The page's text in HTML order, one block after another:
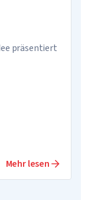
präsentiert
Mehr lesen